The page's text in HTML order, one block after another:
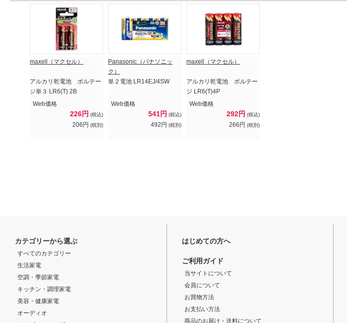
maxell（マクセル）
アルカリ乾電池 ボルテー
ジ単３ LR6(T) 2B
Web価格
226円 (税込)
206円 (税別)
Panasonic（パナソニッ
ク）
単２電池 LR14EJ/4SW
Web価格
541円 (税込)
492円 (税別)
maxell（マクセル）
アルカリ乾電池 ボルテー
ジ LR6(T)4P
Web価格
292円 (税込)
266円 (税別)
カテゴリーから選ぶ
すべてのカテゴリー
生活家電
空調・季節家電
キッチン・調理家電
美容・健康家電
オーディオ
はじめての方へ
ご利用ガイド
当サイトについて
会員について
お買物方法
お支払い方法
商品のお届け・送料について